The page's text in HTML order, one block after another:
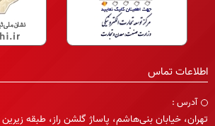
اطلاعات تماس
آدرس :
تهران، خیابان بنی‌هاشم، پاساژ گلشن راز، طبقه زیرین